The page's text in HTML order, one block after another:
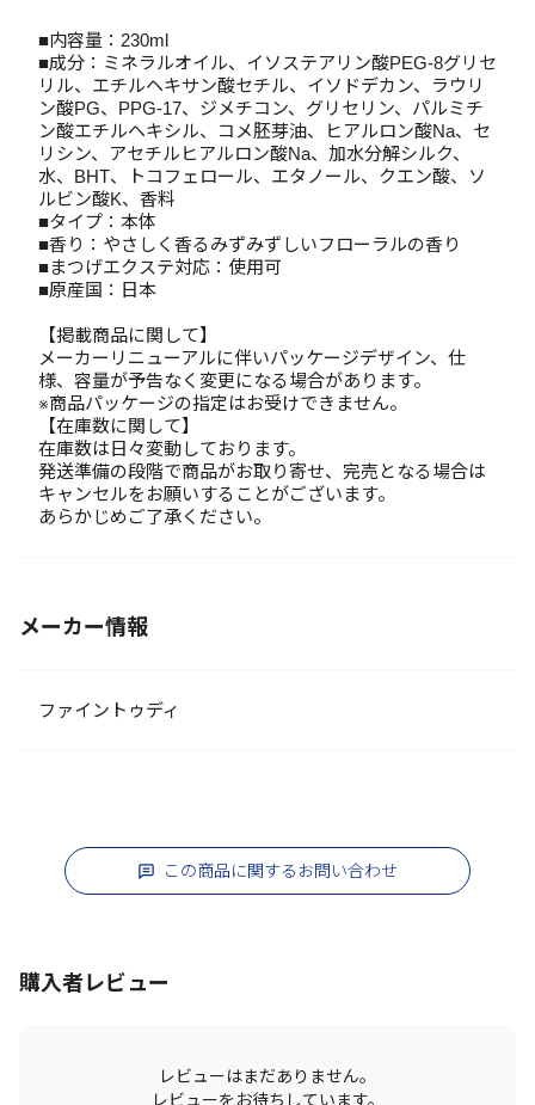
■内容量：230ml
■成分：ミネラルオイル、イソステアリン酸PEG-8グリセ
リル、エチルヘキサン酸セチル、イソドデカン、ラウリ
ン酸PG、PPG-17、ジメチコン、グリセリン、パルミチ
ン酸エチルヘキシル、コメ胚芽油、ヒアルロン酸Na、セ
リシン、アセチルヒアルロン酸Na、加水分解シルク、
水、BHT、トコフェロール、エタノール、クエン酸、ソ
ルビン酸K、香料
■タイプ：本体
■香り：やさしく香るみずみずしいフローラルの香り
■まつげエクステ対応：使用可
■原産国：日本
【掲載商品に関して】
メーカーリニューアルに伴いパッケージデザイン、仕
様、容量が予告なく変更になる場合があります。
※商品パッケージの指定はお受けできません。
【在庫数に関して】
在庫数は日々変動しております。
発送準備の段階で商品がお取り寄せ、完売となる場合は
キャンセルをお願いすることがございます。
あらかじめご了承ください。
メーカー情報
ファイントゥディ
この商品に関するお問い合わせ
購入者レビュー
レビューはまだありません。
レビューをお待ちしています。